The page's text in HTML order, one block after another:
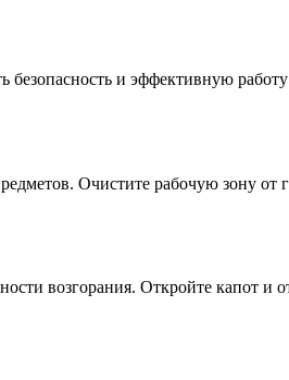
и эффективную
Очистите рабочую зону от
возгорания. Откройте капот и